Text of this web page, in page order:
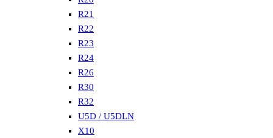
R21
R22
R23
R24
R26
R30
R32
U5D / U5DLN
X10